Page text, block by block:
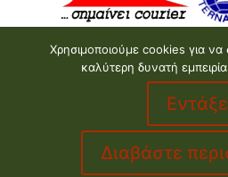
Valentine E-shop © 2026 |
byValentine
Χρησιμοποιούμε cookies για
καλύτερη δυνατή
Διαβάστε